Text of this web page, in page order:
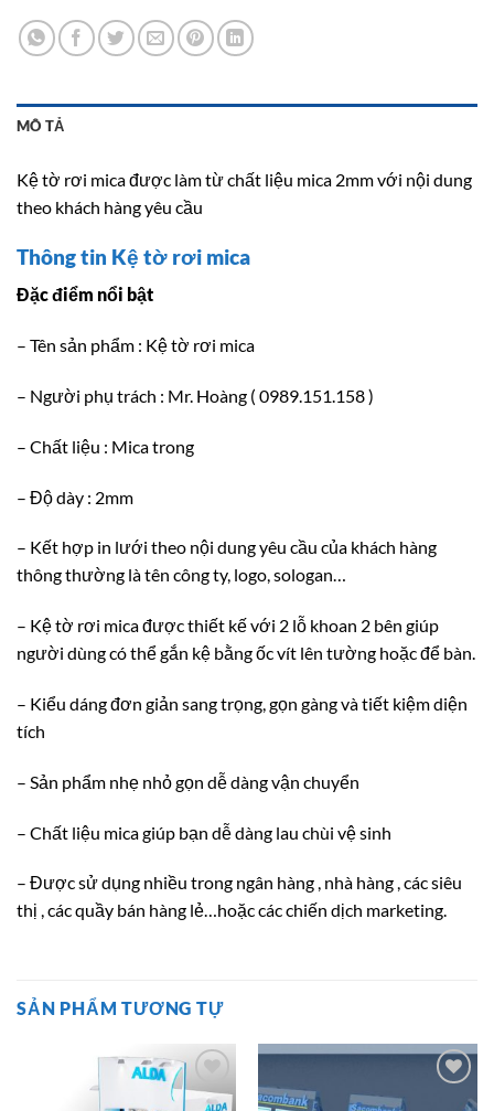
MÔ TẢ
Kệ tờ rơi mica được làm từ chất liệu mica 2mm với nội dung
theo khách hàng yêu cầu
Thông tin Kệ tờ rơi mica
Đặc điểm nổi bật
– Tên sản phẩm : Kệ tờ rơi mica
– Người phụ trách : Mr. Hoàng ( 0989.151.158 )
– Chất liệu : Mica trong
– Độ dày : 2mm
– Kết hợp in lưới theo nội dung yêu cầu của khách hàng
thông thường là tên công ty, logo, sologan…
– Kệ tờ rơi mica được thiết kế với 2 lỗ khoan 2 bên giúp
người dùng có thể gắn kệ bằng ốc vít lên tường hoặc để bàn.
– Kiểu dáng đơn giản sang trọng, gọn gàng và tiết kiệm diện
tích
– Sản phẩm nhẹ nhỏ gọn dễ dàng vận chuyển
– Chất liệu mica giúp bạn dễ dàng lau chùi vệ sinh
– Được sử dụng nhiều trong ngân hàng , nhà hàng , các siêu
thị , các quầy bán hàng lẻ…hoặc các chiến dịch marketing.
SẢN PHẨM TƯƠNG TỰ
Add to